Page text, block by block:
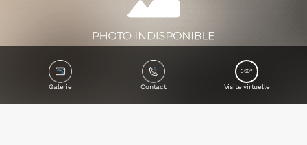
Galerie Contact
360°
Visite virtuelle